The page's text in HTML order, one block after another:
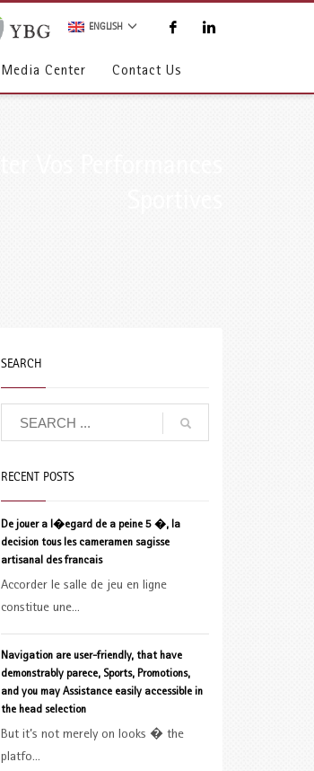
ENGLISH
Media Center Contact Us
SEARCH
RECENT POSTS
De jouer a l�egard de a peine 5 �, la
decision tous les cameramen sagisse
artisanal des francais
Accorder le salle de jeu en ligne
constitue une...
Navigation are user-friendly, that have
demonstrably parece, Sports, Promotions,
and you may Assistance easily accessible in
the head selection
But it’s not merely on looks � the
platfo...